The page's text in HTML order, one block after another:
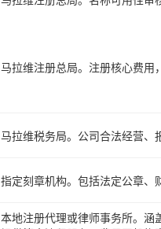
马拉维注册总局。注册核心费用
马拉维税务局。公司合法经营、
指定刻章机构。包括法定公章、
本地注册代理或律师事务所。涵